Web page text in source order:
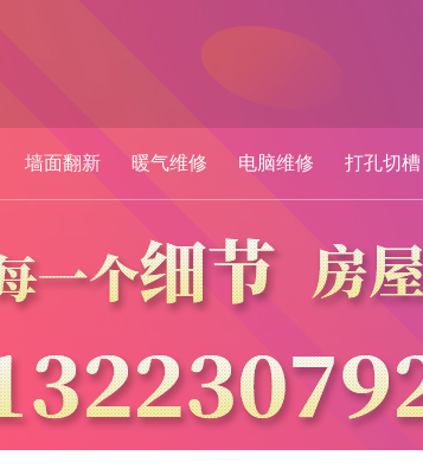
墙面翻新 暖气维修 电脑维修 打孔切槽